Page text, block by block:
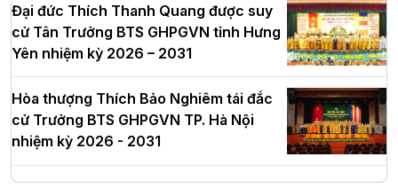
Đại đức Thích Thanh Quang được suy
cử Tân Trưởng BTS GHPGVN tỉnh Hưng
Yên nhiệm kỳ 2026 – 2031
Hòa thượng Thích Bảo Nghiêm tái đắc
cử Trưởng BTS GHPGVN TP. Hà Nội
nhiệm kỳ 2026 - 2031
Hà Nội: Long trọng lễ khởi công xây